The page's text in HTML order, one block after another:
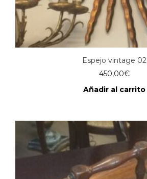
Espejo vintage 02
450,00€
Añadir al carrito